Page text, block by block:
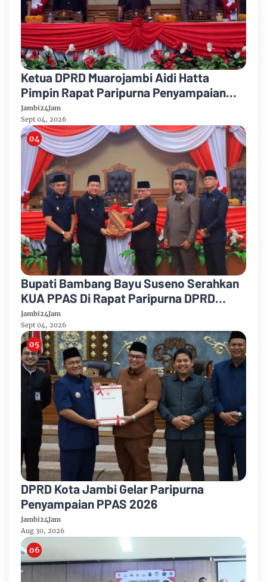
Ketua DPRD Muarojambi Aidi Hatta
Pimpin Rapat Paripurna Penyampaian
Rancangan Perubahan KUA-PPAS Tahun
Anggaran 2026
Jambi24Jam
Sept 04, 2026
Bupati Bambang Bayu Suseno Serahkan
KUA PPAS Di Rapat Paripurna DPRD
Muarojambi
Jambi24Jam
Sept 04, 2026
DPRD Kota Jambi Gelar Paripurna
Penyampaian PPAS 2026
Jambi24Jam
Aug 30, 2026